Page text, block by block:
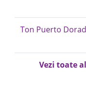
Ton Puerto
Vezi toate